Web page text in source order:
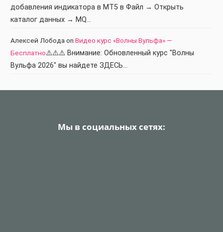
добавления индикатора в МТ5 в Файл → Открыть
каталог данных → MQ…
Алексей Лобода on Видео курс «Волны Вульфа» —
Бесплатно⚠️⚠️⚠️ Внимание: Обновленный курс "Волны
Вульфа 2026" вы найдете ЗДЕСЬ…
Мы в социальных сетях: